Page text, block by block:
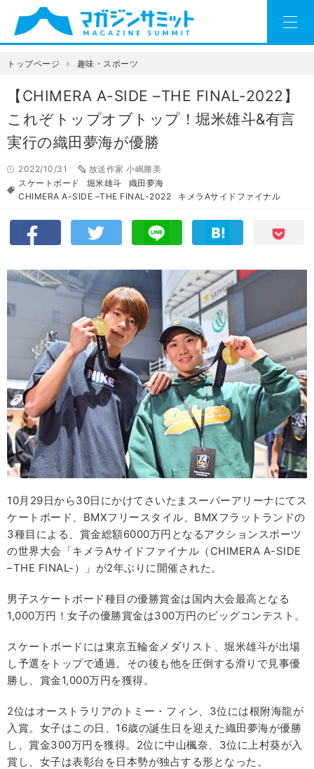
トップページ 趣味・スポーツ
【CHIMERA A-SIDE –THE FINAL-2022】
これぞトップオブトップ！堀米雄斗&有言
実行の織田夢海が優勝
2022/10/31
放送作家 小嶋勝美
スケートボード
堀米雄斗
織田夢海
CHIMERA A-SIDE –THE FINAL-2022
キメラAサイドファイナル
10月29日から30日にかけてさいたまスーパーアリーナにてス
ケートボード、BMXフリースタイル、BMXフラットランドの
3種目による、賞金総額6000万円となるアクションスポーツ
の世界大会「キメラAサイドファイナル（CHIMERA A-SIDE
–THE FINAL-）」が2年ぶりに開催された。
男子スケートボード種目の優勝賞金は国内大会最高となる
1,000万円！女子の優勝賞金は300万円のビッグコンテスト。
スケートボードには東京五輪金メダリスト、堀米雄斗が出場
し予選をトップで通過。その後も他を圧倒する滑りで見事優
勝し、賞金1,000万円を獲得。
2位はオーストラリアのトミー・フィン、3位には根附海龍が
入賞。女子はこの日、16歳の誕生日を迎えた織田夢海が優勝
し、賞金300万円を獲得。2位に中山楓奈、3位に上村葵が入
賞し、女子は表彰台を日本勢が独占する形となった。